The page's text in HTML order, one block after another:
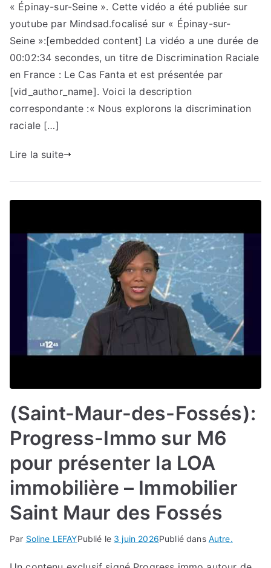
« Épinay-sur-Seine ». Cette vidéo a été publiée sur
youtube par Mindsad.focalisé sur « Épinay-sur-
Seine »:[embedded content] La vidéo a une durée de
00:02:34 secondes, un titre de Discrimination Raciale
en France : Le Cas Fanta et est présentée par
[vid_author_name]. Voici la description
correspondante :« Nous explorons la discrimination
raciale […]
Lire la suite
(Saint-Maur-des-Fossés):
Progress-Immo sur M6
pour présenter la LOA
immobilière – Immobilier
Saint Maur des Fossés
Par Soline LEFAYPublié le 3 juin 2026Publié dans Autre.